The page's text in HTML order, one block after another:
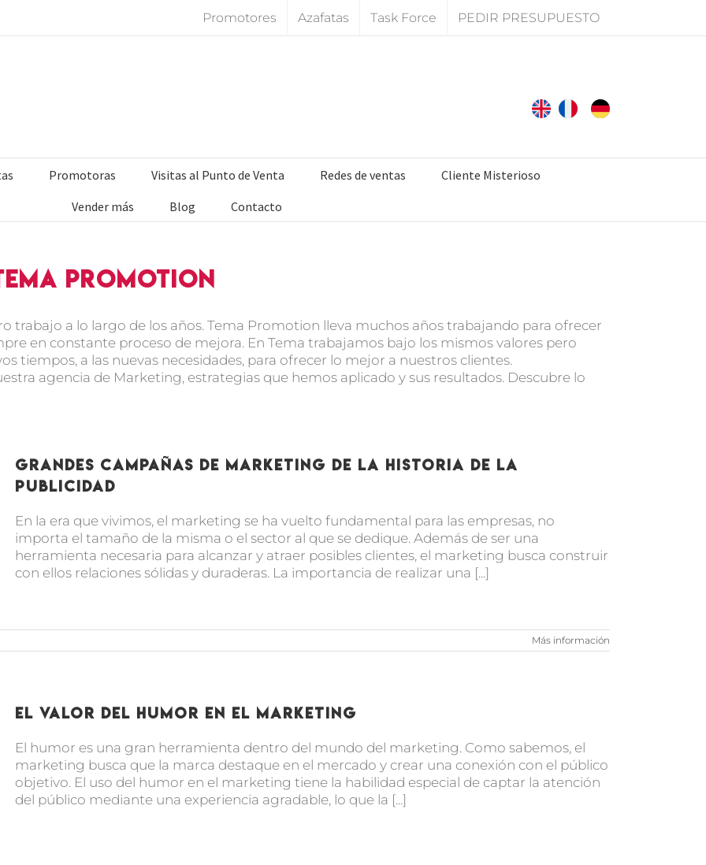
Promotores Azafatas Task Force PEDIR PRESUPUESTO
Promotoras Visitas al Punto de Venta Redes de ventas
Cliente Misterioso
Vender más
Blog Contacto
Promotion
trabajo a lo largo de los años. Tema Promotion lleva muchos años trabajando para ofrecer
en constante proceso de mejora. En Tema trabajamos bajo los mismos valores pero
tiempos, a las nuevas necesidades, para ofrecer lo mejor a nuestros clientes.
agencia de Marketing, estrategias que hemos aplicado y sus resultados. Descubre lo
Grandes campañas de marketing de la historia de la
publicidad
En la era que vivimos, el marketing se ha vuelto fundamental para las empresas, no
importa el tamaño de la misma o el sector al que se dedique. Además de ser una
herramienta necesaria para alcanzar y atraer posibles clientes, el marketing busca construir
con ellos relaciones sólidas y duraderas. La importancia de realizar una [...]
Más información
El valor del humor en el marketing
El humor es una gran herramienta dentro del mundo del marketing. Como sabemos, el
marketing busca que la marca destaque en el mercado y crear una conexión con el público
objetivo. El uso del humor en el marketing tiene la habilidad especial de captar la atención
del público mediante una experiencia agradable, lo que la [...]